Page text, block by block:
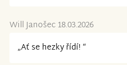
Will Janošec 18.03.2026
„Ať se hezky řídí! “